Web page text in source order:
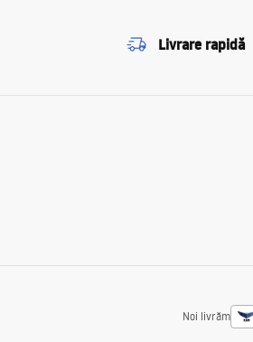
Livrare rapidă
Noi livrăm